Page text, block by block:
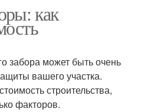
как
забора может быть очень
вашего участка.
строительства,
факторов.